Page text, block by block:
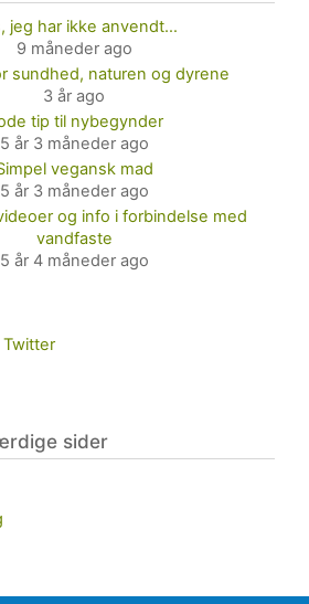
jeg har ikke anvendt…
9 måneder ago
sundhed, naturen og dyrene
3 år ago
tip til nybegynder
5 år 3 måneder ago
vegansk mad
5 år 3 måneder ago
og info i forbindelse med
vandfaste
5 år 4 måneder ago
Twitter
sider